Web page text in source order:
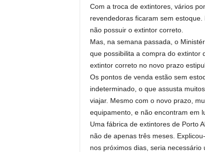
Com a troca de extintores, vários
revendedoras ficaram sem
não possuir o extintor correto.
Mas, na semana passada, o
que possibilita a compra do extintor
extintor correto no novo prazo
Os pontos de venda estão sem
indeterminado, o que assusta
viajar. Mesmo com o novo prazo,
equipamento, e não encontram em
Uma fábrica de extintores de Porto
não de apenas três meses.
nos próximos dias, seria necessário